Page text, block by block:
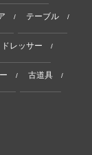
/ テーブル /
ドレッサー /
/ 古道具 /